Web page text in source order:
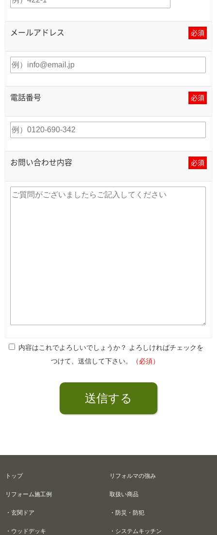
メールアドレス 必須
電話番号 必須
お問い合わせ内容 必須
内容はこれでよろしいでしょうか？ よろしければチェックを
つけて、送信して下さい。
（必須）
トップ リフォルマの強み
リフォーム施工例 取扱い商品
・玄関ドア ・防災・防犯
・ウッドデッキ ・システムキッチン